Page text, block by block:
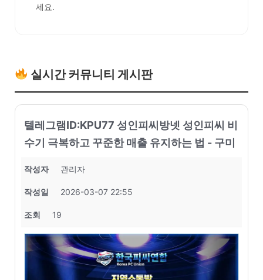
세요.
실시간 커뮤니티 게시판
텔레그램ID:KPU77 성인피씨방넷 성인피씨 비
수기 극복하고 꾸준한 매출 유지하는 법 - 구미
작성자 관리자
작성일 2026-03-07 22:55
조회 19